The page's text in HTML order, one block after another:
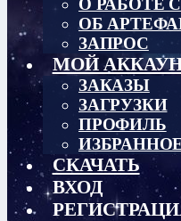
ОБ
ЗАПРОС
МОЙ
ЗАКАЗЫ
ЗАГРУЗКИ
ПРОФИЛЬ
СКАЧАТЬ
ВХОД